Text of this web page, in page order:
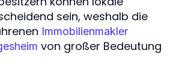
sein, weshalb die
Immobilienmakler
von großer Bedeutung